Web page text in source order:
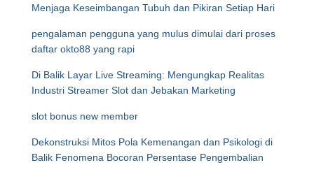
Menjaga Keseimbangan Tubuh dan Pikiran Setiap Hari
pengalaman pengguna yang mulus dimulai dari proses
daftar okto88 yang rapi
Di Balik Layar Live Streaming: Mengungkap Realitas
Industri Streamer Slot dan Jebakan Marketing
slot bonus new member
Dekonstruksi Mitos Pola Kemenangan dan Psikologi di
Balik Fenomena Bocoran Persentase Pengembalian